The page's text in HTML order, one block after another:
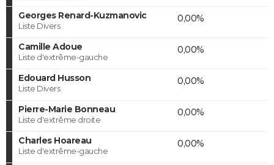
Georges Renard-Kuzmanovic
Liste Divers
0,00%
Camille Adoue
Liste d'extrême-gauche
0,00%
Edouard Husson
Liste Divers
0,00%
Pierre-Marie Bonneau
Liste d'extrême droite
0,00%
Charles Hoareau
Liste d'extrême-gauche
0,00%